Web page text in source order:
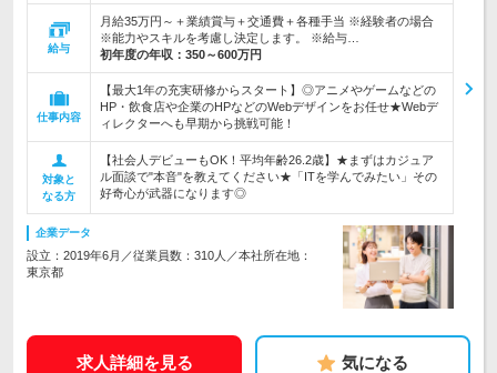
給与
月給35万円～＋業績賞与＋交通費＋各種手当 ※経験者の場合
※能力やスキルを考慮し決定します。 ※給与…
初年度の年収： 350～600万円
仕事内容
【最大1年の充実研修からスタート】◎アニメやゲームなどの
HP・飲食店や企業のHPなどのWebデザインをお任せ★Webデ
ィレクターへも早期から挑戦可能！
対象と
なる方
【社会人デビューもOK！平均年齢26.2歳】★まずはカジュア
ル面談で"本音"を教えてください★「ITを学んでみたい」その
好奇心が武器になります◎
企業データ
設立：2019年6月／従業員数：310人／本社所在地：
東京都
求人詳細を見る 気になる